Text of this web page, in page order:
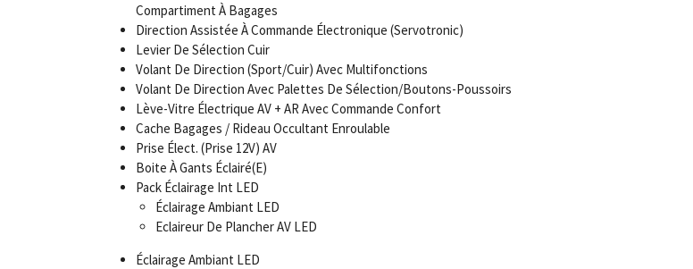
Compartiment À Bagages
Direction Assistée À Commande Électronique (Servotronic)
Levier De Sélection Cuir
Volant De Direction (Sport/Cuir) Avec Multifonctions
Volant De Direction Avec Palettes De Sélection/Boutons-Poussoirs
Lève-Vitre Électrique AV + AR Avec Commande Confort
Cache Bagages / Rideau Occultant Enroulable
Prise Élect. (Prise 12V) AV
Boite À Gants Éclairé(E)
Pack Éclairage Int LED
Éclairage Ambiant LED
Eclaireur De Plancher AV LED
Éclairage Ambiant LED